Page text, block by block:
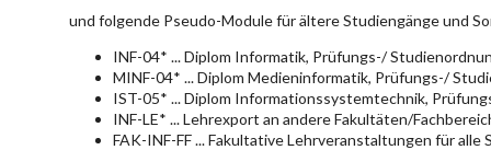
und folgende Pseudo-Module für ältere Studiengänge und
INF-04* ... Diplom Informatik, Prüfungs-/
MINF-04* ... Diplom Medieninformatik, Prüfungs-/
IST-05* ... Diplom Informationssystemtechnik,
INF-LE* ... Lehrexport an andere Fakultäten/
FAK-INF-FF ... Fakultative Lehrveranstaltungen für